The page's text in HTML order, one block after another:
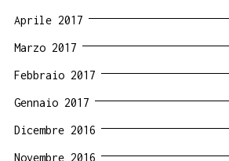
Aprile 2017
Marzo 2017
Febbraio 2017
Gennaio 2017
Dicembre 2016
Novembre 2016